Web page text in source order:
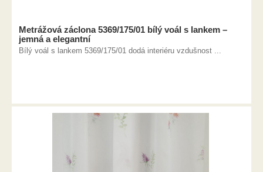
Metrážová záclona 5369/175/01 bílý voál s lankem –
jemná a elegantní
Bílý voál s lankem 5369/175/01 dodá interiéru vzdušnost ...